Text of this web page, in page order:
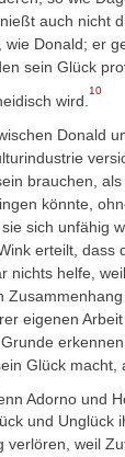
auch nicht
wie Donald; er
sein Glück
wird.
10
Donald
brauchen,
könnte,
sich unfähig
erteilt, dass
nichts helfe,
eigenen
Glück macht,
Adorno und
und Unglück
verlören, weil